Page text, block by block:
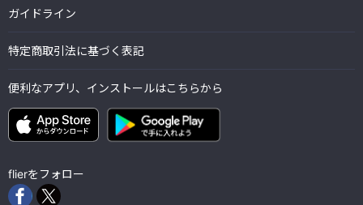
ガイドライン
特定商取引法に基づく表記
便利なアプリ、インストールはこちらから
flierをフォロー